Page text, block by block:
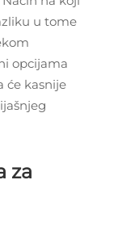
u tome
opcijama
će kasnije
za